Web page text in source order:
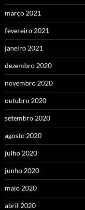
março 2021
fevereiro 2021
janeiro 2021
dezembro 2020
novembro 2020
outubro 2020
setembro 2020
agosto 2020
julho 2020
junho 2020
maio 2020
abril 2020